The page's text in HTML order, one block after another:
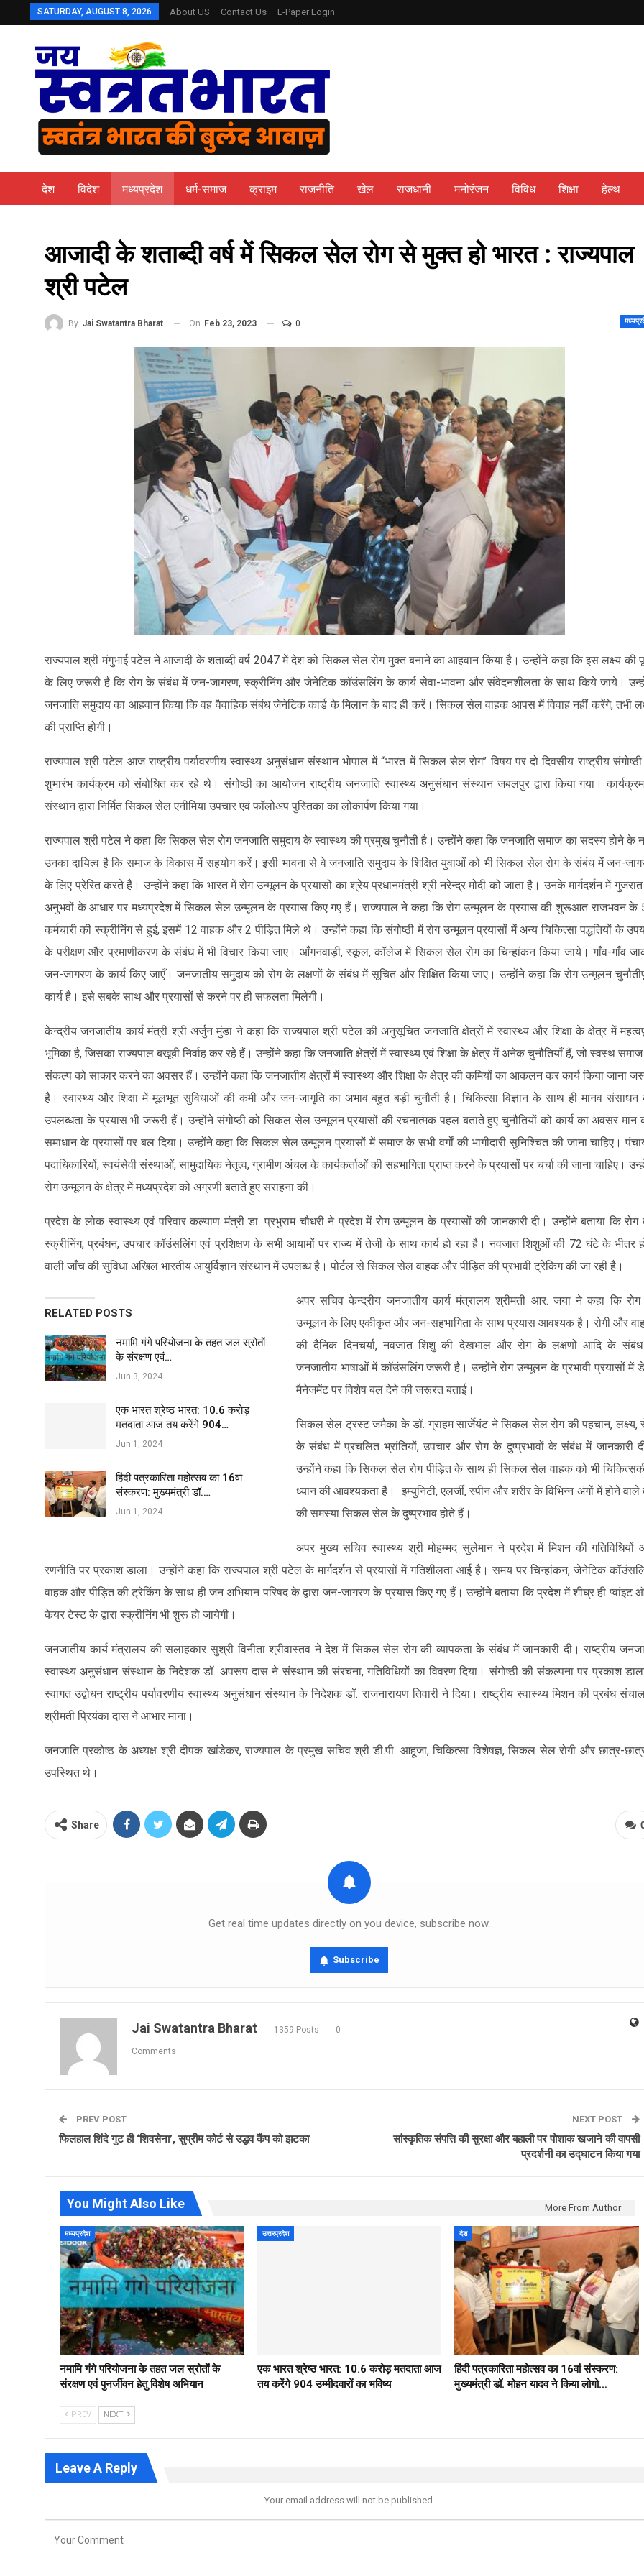
SATURDAY, AUGUST 8, 2026 About US Contact Us E-Paper Login
देश विदेश मध्यप्रदेश धर्म-समाज क्राइम राजनीति खेल राजधानी मनोरंजन विविध शिक्षा हेल्थ
आजादी के शताब्दी वर्ष में सिकल सेल रोग से मुक्त हो भारत : राज्यपाल
श्री पटेल
By Jai Swatantra Bharat On Feb 23, 2023 0
राज्यपाल श्री मंगुभाई पटेल ने आजादी के शताब्दी वर्ष 2047 में देश को सिकल सेल रोग मुक्त बनाने का आहवान किया है। उन्होंने कहा कि इस लक्ष्य की
के लिए जरूरी है कि रोग के संबंध में जन-जागरण, स्क्रीनिंग और जेनेटिक कॉउंसलिंग के कार्य सेवा-भावना और संवेदनशीलता के साथ किये जाये।
जनजाति समुदाय का आहवान किया कि वह वैवाहिक संबंध जेनेटिक कार्ड के मिलान के बाद ही करें। सिकल सेल वाहक आपस में विवाह नहीं करेंगे, तभी
की प्राप्ति होगी।
राज्यपाल श्री पटेल आज राष्ट्रीय पर्यावरणीय स्वास्थ्य अनुसंधान संस्थान भोपाल में “भारत में सिकल सेल रोग’’ विषय पर दो दिवसीय राष्ट्रीय
शुभारंभ कार्यक्रम को संबोधित कर रहे थे। संगोष्ठी का आयोजन राष्ट्रीय जनजाति स्वास्थ्य अनुसंधान संस्थान जबलपुर द्वारा किया गया।
संस्थान द्वारा निर्मित सिकल सेल एनीमिया उपचार एवं फॉलोअप पुस्तिका का लोकार्पण किया गया।
राज्यपाल श्री पटेल ने कहा कि सिकल सेल रोग जनजाति समुदाय के स्वास्थ्य की प्रमुख चुनौती है। उन्होंने कहा कि जनजाति समाज का सदस्य होने के
उनका दायित्व है कि समाज के विकास में सहयोग करें। इसी भावना से वे जनजाति समुदाय के शिक्षित युवाओं को भी सिकल सेल रोग के संबंध में जन-
के लिए प्रेरित करते हैं। उन्होंने कहा कि भारत में रोग उन्मूलन के प्रयासों का श्रेय प्रधानमंत्री श्री नरेन्द्र मोदी को जाता है। उनके मार्गदर्शन में
अनुभवों के आधार पर मध्यप्रदेश में सिकल सेल उन्मूलन के प्रयास किए गए हैं। राज्यपाल ने कहा कि रोग उन्मूलन के प्रयास की शुरूआत राजभवन के
कर्मचारी की स्क्रीनिंग से हुई, इसमें 12 वाहक और 2 पीड़ित मिले थे। उन्होंने कहा कि संगोष्ठी में रोग उन्मूलन प्रयासों में अन्य चिकित्सा पद्धतियों के
के परीक्षण और प्रमाणीकरण के संबंध में भी विचार किया जाए। आँगनवाड़ी, स्कूल, कॉलेज में सिकल सेल रोग का चिन्हांकन किया जाये। गाँव-गाँव
जन-जागरण के कार्य किए जाएँ। जनजातीय समुदाय को रोग के लक्षणों के संबंध में सूचित और शिक्षित किया जाए। उन्होंने कहा कि रोग उन्मूलन
कार्य है। इसे सबके साथ और प्रयासों से करने पर ही सफलता मिलेगी।
केन्द्रीय जनजातीय कार्य मंत्री श्री अर्जुन मुंडा ने कहा कि राज्यपाल श्री पटेल की अनुसूचित जनजाति क्षेत्रों में स्वास्थ्य और शिक्षा के क्षेत्र में
भूमिका है, जिसका राज्यपाल बखूबी निर्वाह कर रहे हैं। उन्होंने कहा कि जनजाति क्षेत्रों में स्वास्थ्य एवं शिक्षा के क्षेत्र में अनेक चुनौतियाँ हैं, जो स्वस्थ
संकल्प को साकार करने का अवसर हैं। उन्होंने कहा कि जनजातीय क्षेत्रों में स्वास्थ्य और शिक्षा के क्षेत्र की कमियों का आकलन कर कार्य किया जाना
है। स्वास्थ्य और शिक्षा में मूलभूत सुविधाओं की कमी और जन-जागृति का अभाव बहुत बड़ी चुनौती है। चिकित्सा विज्ञान के साथ ही मानव संसाधन
उपलब्धता के प्रयास भी जरूरी हैं। उन्होंने संगोष्ठी को सिकल सेल उन्मूलन प्रयासों की रचनात्मक पहल बताते हुए चुनौतियों को कार्य का अवसर मान
समाधान के प्रयासों पर बल दिया। उन्होंने कहा कि सिकल सेल उन्मूलन प्रयासों में समाज के सभी वर्गों की भागीदारी सुनिश्चित की जाना चाहिए।
पदाधिकारियों, स्वयंसेवी संस्थाओं, सामुदायिक नेतृत्व, ग्रामीण अंचल के कार्यकर्ताओं की सहभागिता प्राप्त करने के प्रयासों पर चर्चा की जाना चाहिए।
रोग उन्मूलन के क्षेत्र में मध्यप्रदेश को अग्रणी बताते हुए सराहना की।
प्रदेश के लोक स्वास्थ्य एवं परिवार कल्याण मंत्री डा. प्रभुराम चौधरी ने प्रदेश में रोग उन्मूलन के प्रयासों की जानकारी दी। उन्होंने बताया कि रोग
स्क्रीनिंग, प्रबंधन, उपचार कॉउंसलिंग एवं प्रशिक्षण के सभी आयामों पर राज्य में तेजी के साथ कार्य हो रहा है। नवजात शिशुओं की 72 घंटे के भीतर
वाली जाँच की सुविधा अखिल भारतीय आयुर्विज्ञान संस्थान में उपलब्ध है। पोर्टल से सिकल सेल वाहक और पीड़ित की प्रभावी ट्रेकिंग की जा रही है।
RELATED POSTS
नमामि गंगे परियोजना के तहत जल स्रोतों
के संरक्षण एवं…
Jun 3, 2024
एक भारत श्रेष्ठ भारत: 10.6 करोड़
मतदाता आज तय करेंगे 904…
Jun 1, 2024
हिंदी पत्रकारिता महोत्सव का 16वां
संस्करण: मुख्यमंत्री डॉ.…
Jun 1, 2024
अपर सचिव केन्द्रीय जनजातीय कार्य मंत्रालय श्रीमती आर. जया ने कहा कि
उन्मूलन के ‍लिए एकीकृत और जन-सहभागिता के साथ प्रयास आवश्यक है। रोगी और
की दैनिक दिनचर्या, नवजात शिशु की देखभाल और रोग के लक्षणों आदि के
जनजातीय भाषाओं में कॉउंसलिंग जरूरी है। उन्होंने रोग उन्मूलन के प्रभावी प्रयासों में
मैनेजमेंट पर विशेष बल देने की जरूरत बताई।
सिकल सेल ट्रस्ट जमैका के डॉ. ग्राहम सार्जेयंट ने सिकल सेल रोग की पहचान, लक्ष्य,
के संबंध में प्रचलित भ्रांतियों, उपचार और रोग के दुष्प्रभावों के संबंध में जानकारी
उन्होंने कहा कि सिकल सेल रोग पीड़ित के साथ ही सिकल सेल वाहक को भी
ध्यान की आवश्यकता है। इम्युनिटी, एलर्जी, स्पीन और शरीर के विभिन्न अंगों में होने वाले
की समस्या सिकल सेल के दुष्प्रभाव होते हैं।
अपर मुख्य सचिव स्वास्थ्य श्री मोहम्मद सुलेमान ने प्रदेश में मिशन की गतिविधियों
रणनीति पर प्रकाश डाला। उन्होंने कहा कि राज्यपाल श्री पटेल के मार्गदर्शन से प्रयासों में गतिशीलता आई है। समय पर चिन्हांकन, जेनेटिक
वाहक और पीड़ित की ट्रेकिंग के साथ ही जन अभियान परिषद के द्वारा जन-जागरण के प्रयास किए गए हैं। उन्होंने बताया कि प्रदेश में शीघ्र ही प्वांइट
केयर टेस्ट के द्वारा स्क्रीनिंग भी शुरू हो जायेगी।
जनजातीय कार्य मंत्रालय की सलाहकार सुश्री विनीता श्रीवास्तव ने देश में सिकल सेल रोग की व्यापकता के संबंध में जानकारी दी। राष्ट्रीय
स्वास्थ्य अनुसंधान संस्थान के निदेशक डॉ. अपरूप दास ने संस्थान की संरचना, गतिविधियों का विवरण दिया। संगोष्ठी की संकल्पना पर प्रकाश
स्वागत उद्बोधन राष्ट्रीय पर्यावरणीय स्वास्थ्य अनुसंधान संस्थान के निदेशक डॉ. राजनारायण तिवारी ने दिया। राष्ट्रीय स्वास्थ्य मिशन की प्रबंध
श्रीमती प्रियंका दास ने आभार माना।
जनजाति प्रकोष्ठ के अध्यक्ष श्री दीपक खांडेकर, राज्यपाल के प्रमुख सचिव श्री डी.पी. आहूजा, चिकित्सा विशेषज्ञ, सिकल सेल रोगी और छात्र-
उपस्थित थे।
Share
Get real time updates directly on you device, subscribe now.
Subscribe
Jai Swatantra Bharat 1359 Posts 0
Comments
PREV POST
फिलहाल शिंदे गुट ही ‘शिवसेना’, सुप्रीम कोर्ट से उद्धव कैंप को झटका
NEXT POST
सांस्कृतिक संपत्ति की सुरक्षा और बहाली पर पोशाक खजाने की वापसी
प्रदर्शनी का उद्घाटन किया गया
You Might Also Like More From Author
मध्यप्रदेश
नमामि गंगे परियोजना के तहत जल स्रोतों के
संरक्षण एवं पुनर्जीवन हेतु विशेष अभियान
उत्तरप्रदेश
एक भारत श्रेष्ठ भारत: 10.6 करोड़ मतदाता आज
तय करेंगे 904 उम्मीदवारों का भविष्य
देश
हिंदी पत्रकारिता महोत्सव का 16वां संस्करण:
मुख्यमंत्री डॉ. मोहन यादव ने किया लोगो…
PREV NEXT
Leave A Reply
Your email address will not be published.